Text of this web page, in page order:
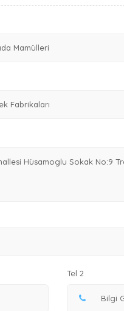
Tel 2